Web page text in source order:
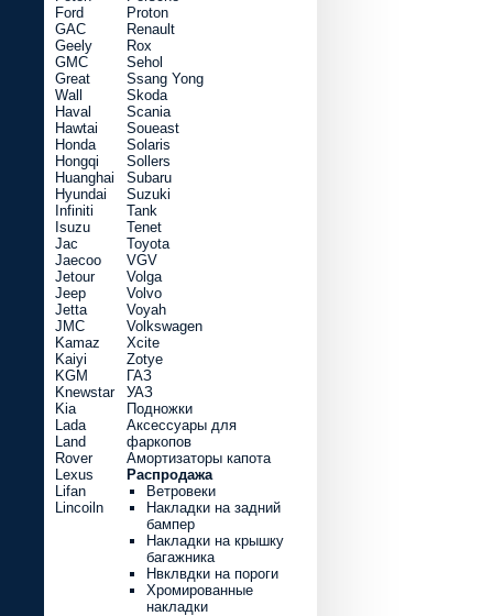
Ford
GAC
Geely
GMC
Great
Wall
Haval
Hawtai
Honda
Hongqi
Huanghai
Hyundai
Infiniti
Isuzu
Jac
Jaecoo
Jetour
Jeep
Jetta
JMC
Kamaz
Kaiyi
KGM
Knewstar
Kia
Lada
Land
Rover
Lexus
Lifan
Lincoiln
Proton
Renault
Rox
Sehol
Ssang Yong
Skoda
Scania
Soueast
Solaris
Sollers
Subaru
Suzuki
Tank
Tenet
Toyota
VGV
Volga
Volvo
Voyah
Volkswagen
Xcite
Zotye
ГАЗ
УАЗ
Подножки
Аксессуары для
фаркопов
Амортизаторы капота
Распродажа
Ветровеки
Накладки на задний
бампер
Накладки на крышку
багажника
Нвклвдки на пороги
Хромированные
накладки